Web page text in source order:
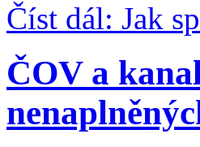
Číst dál: Jak
ČOV a